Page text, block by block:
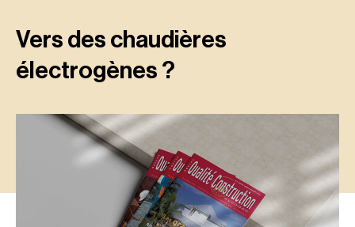
Vers des chaudières
électrogènes ?